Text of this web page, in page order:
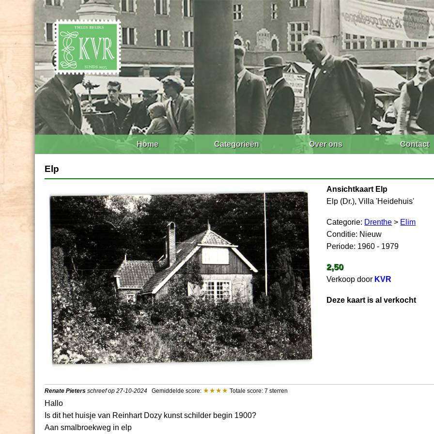
Home Categorieën Over ons Contact
Elp
Ansichtkaart Elp
Elp (Dr.), Villa 'Heidehuis'
Categorie: Drenthe > Elim
Conditie: Nieuw
Periode: 1960 - 1979
2,50
Verkoop door KVR
Deze kaart is al verkocht
Renate Pieters schreef op 27-10-2024 Gemiddelde score: Totale score: 7 sterren
Hallo
Is dit het huisje van Reinhart Dozy kunst schilder begin 1900?
Aan smalbroekweg in elp